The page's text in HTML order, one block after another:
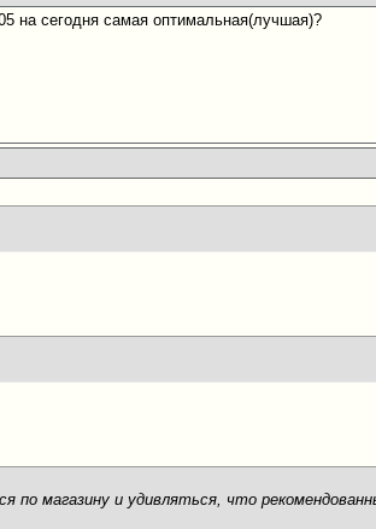
на сегодня самая оптимальная(лучшая)?
по магазину и удивляться, что